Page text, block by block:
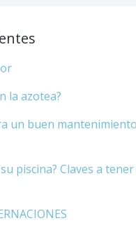
la azotea?
un buen
piscina? Claves a